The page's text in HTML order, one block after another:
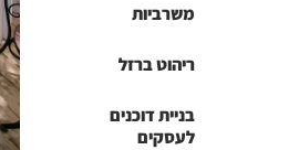
משרביות
ריהוט ברזל
בניית דוכנים
לעסקים